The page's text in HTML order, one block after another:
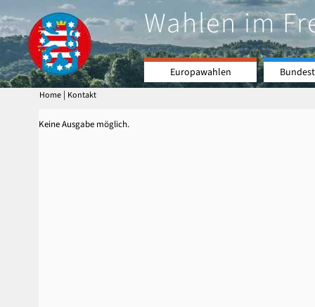
Wahlen im
Europawahlen
Home | Kontakt
Keine Ausgabe möglich.